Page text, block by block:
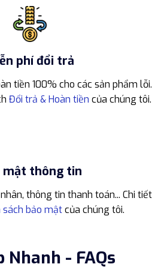
phí đổi trả
tiền 100% cho các sản phẩm lỗi.
Đổi trả & Hoàn tiền của chúng tôi.
mật thông tin
thông tin thanh toán... Chi tiết
sách bảo mậtcủa chúng tôi.
Nhanh - FAQs